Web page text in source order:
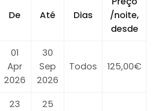
De Até Dias
/noite,
desde
01
Apr
2026
30
Sep
2026
Todos 125,00€
23
25